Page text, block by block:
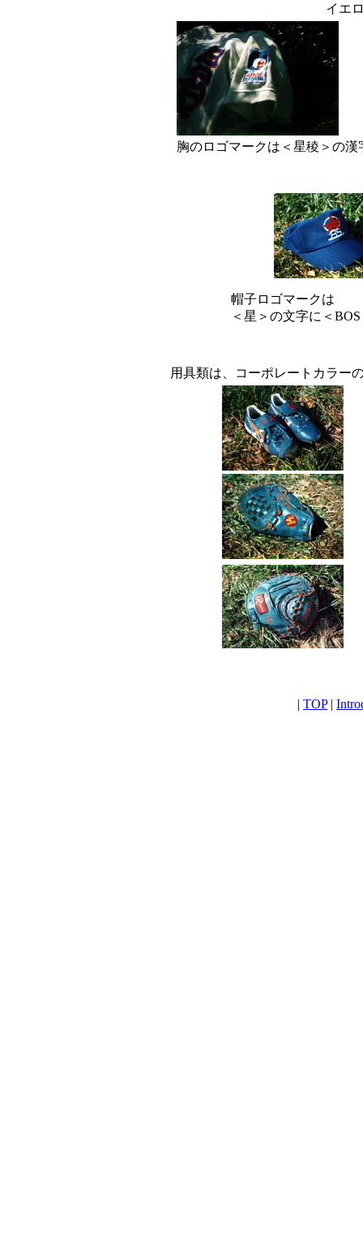
イエ
胸のロゴマークは＜星稜＞の
帽子ロゴマークは
＜星＞の文字に＜
用具類は、コーポレートカラー
| TOP|